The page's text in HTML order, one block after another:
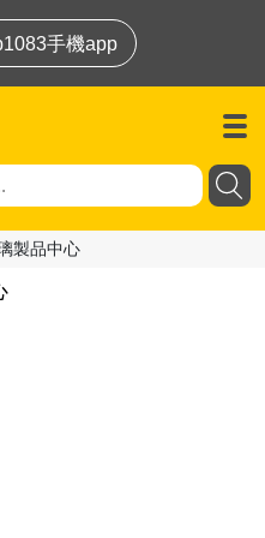
手機app
製品中心